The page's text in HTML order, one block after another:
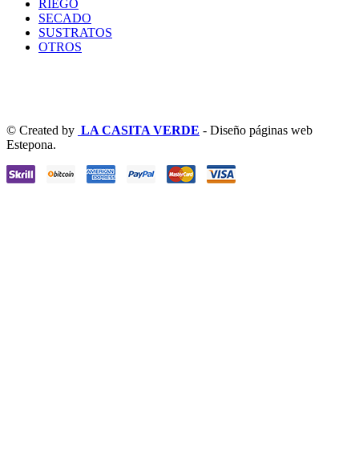
RIEGO
SECADO
SUSTRATOS
OTROS
© Created by LA CASITA VERDE - Diseño páginas web
Estepona.